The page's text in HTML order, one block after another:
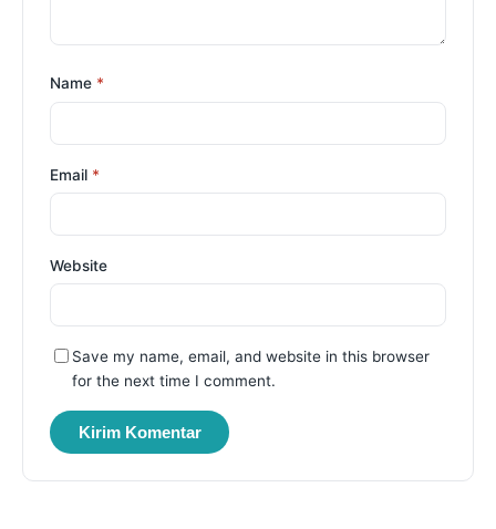
Name *
Email *
Website
Save my name, email, and website in this browser
for the next time I comment.